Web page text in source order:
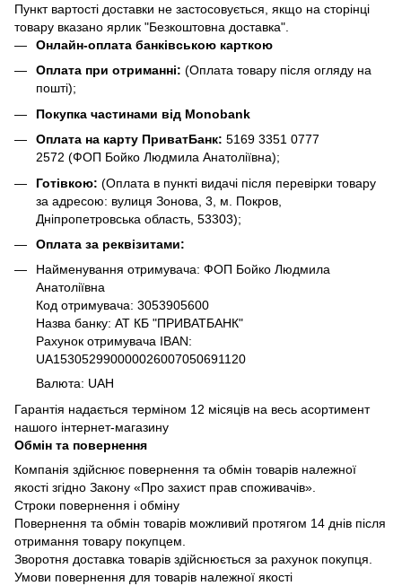
Пункт вартості доставки не застосовується, якщо на сторінці
товару вказано ярлик "Безкоштовна доставка".
Онлайн-оплата банківською карткою
Оплата при отриманні: (Оплата товару після огляду на
пошті);
Покупка частинами від Monobank
Оплата на карту ПриватБанк: 5169 3351 0777
2572 (ФОП Бойко Людмила Анатоліївна);
Готівкою: (Оплата в пункті видачі після перевірки товару
за адресою: вулиця Зонова, 3, м. Покров,
Дніпропетровська область, 53303);
Оплата за реквізитами:
Найменування отримувача: ФОП Бойко Людмила
Анатоліївна
Код отримувача: 3053905600
Назва банку: АТ КБ "ПРИВАТБАНК"
Рахунок отримувача IBAN:
UA153052990000026007050691120
Валюта: UAH
Гарантія надається терміном 12 місяців на весь асортимент
нашого інтернет-магазину
Обмін та повернення
Компанія здійснює повернення та обмін товарів належної
якості згідно Закону «Про захист прав споживачів».
Строки повернення і обміну
Повернення та обмін товарів можливий протягом 14 днів після
отримання товару покупцем.
Зворотня доставка товарів здійснюється за рахунок покупця.
Умови повернення для товарів належної якості